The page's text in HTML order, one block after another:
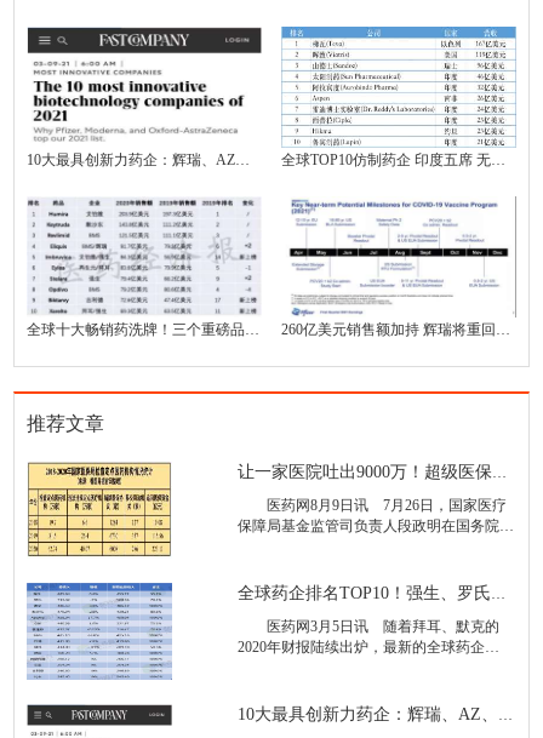
10大最具创新力药企：辉瑞、AZ、GSK… 全球TOP10仿制药企 印度五席 无一来自中国！
全球十大畅销药洗牌！三个重磅品种出局，O药大下滑！ 260亿美元销售额加持 辉瑞将重回TOP1药厂宝座？
推荐文章
让一家医院吐出9000万！超级医保局的三年“打虎记”
医药网8月9日讯 7月26日，国家医疗
保障局基金监管司负责人段政明在国务院政
全球药企排名TOP10！强生、罗氏、诺华……
医药网3月5日讯 随着拜耳、默克的
2020年财报陆续出炉，最新的全球药企
10大最具创新力药企：辉瑞、AZ、GSK…